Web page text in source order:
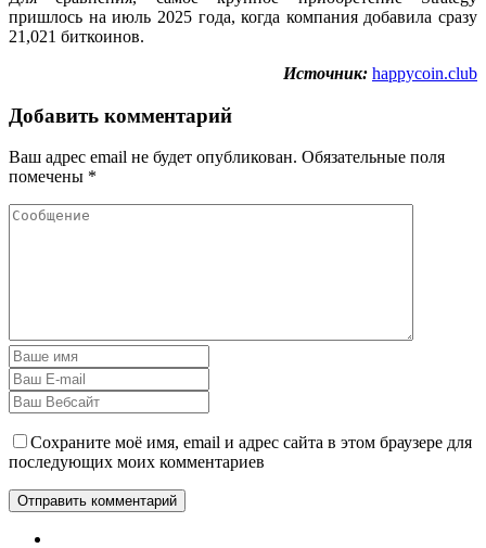
пришлось на июль 2025 года, когда компания добавила сразу
21,021 биткоинов.
Источник: happycoin.club
Добавить комментарий
Ваш адрес email не будет опубликован. Обязательные поля
помечены *
Сохраните моё имя, email и адрес сайта в этом браузере для
последующих моих комментариев